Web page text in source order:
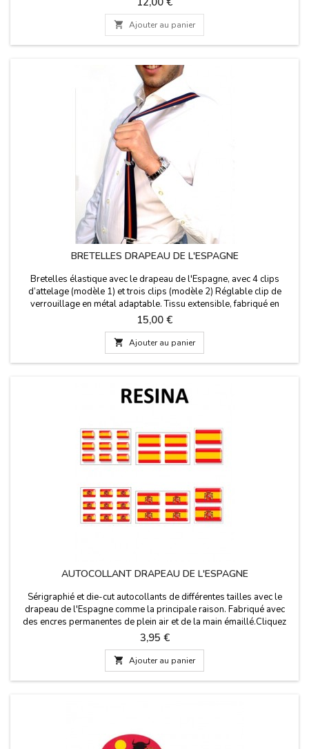
 Ajouter au panier
BRETELLES DRAPEAU DE L'ESPAGNE
Bretelles élastique avec le drapeau de l'Espagne, avec 4 clips
d’attelage (modèle 1) et trois clips (modèle 2) Réglable clip de
verrouillage en métal adaptable. Tissu extensible, fabriqué en
Espagne. Bleu marine avec le drapeau de l'Espagne dans le
milieu.Mesure: 35 mm de large
Prix
15,00 €
 Ajouter au panier
AUTOCOLLANT DRAPEAU DE L'ESPAGNE
Sérigraphié et die-cut autocollants de différentes tailles avec le
drapeau de l'Espagne comme la principale raison. Fabriqué avec
des encres permanentes de plein air et de la main émaillé.Cliquez
sur les détails de lire quelque chose d'important.
Prix
3,95 €
 Ajouter au panier